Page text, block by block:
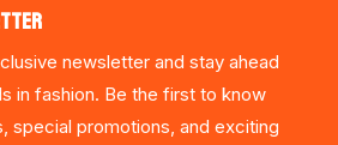
newsletter and stay ahead
in fashion. Be the first to know
special promotions, and exciting